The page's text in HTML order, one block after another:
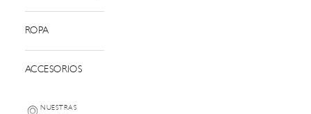
ROPA
ACCESORIOS
NUESTRAS